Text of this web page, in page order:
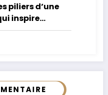
piliers d’une
inspire